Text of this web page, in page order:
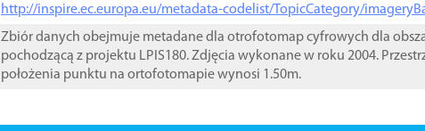
http://inspire.ec.europa.eu/metadata-codelist/TopicCategory/
Zbiór danych obejmuje metadane dla otrofotomap cyfrowych dla
pochodzącą z projektu LPIS180. Zdjęcia wykonane w roku 2004.
położenia punktu na ortofotomapie wynosi 1.50m.